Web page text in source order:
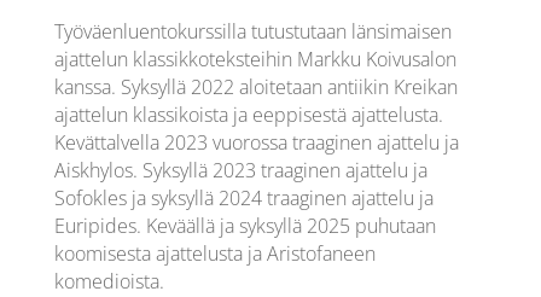
Työväenluentokurssilla tutustutaan länsimaisen
ajattelun klassikkoteksteihin Markku Koivusalon
kanssa. Syksyllä 2022 aloitetaan antiikin Kreikan
ajattelun klassikoista ja eeppisestä ajattelusta.
Kevättalvella 2023 vuorossa traaginen ajattelu ja
Aiskhylos. Syksyllä 2023 traaginen ajattelu ja
Sofokles ja syksyllä 2024 traaginen ajattelu ja
Euripides. Keväällä ja syksyllä 2025 puhutaan
koomisesta ajattelusta ja Aristofaneen
komedioista.